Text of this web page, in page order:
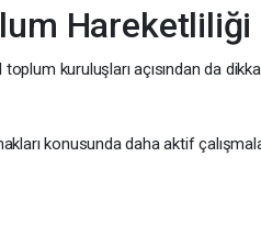
Hareketliliği
kuruluşları açısından da
konusunda daha aktif